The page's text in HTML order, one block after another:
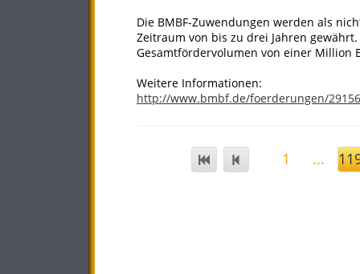
Die BMBF-Zuwendungen werden als
Zeitraum von bis zu drei Jahren
Gesamtfördervolumen von einer Million
Weitere Informationen:
http://www.bmbf.de/foerderungen/
1 ...